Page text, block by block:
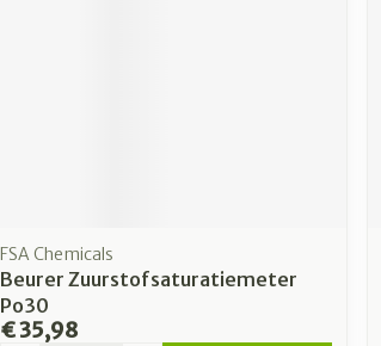
FSA Chemicals
Beurer Zuurstofsaturatiemeter
Po30
€ 35,98